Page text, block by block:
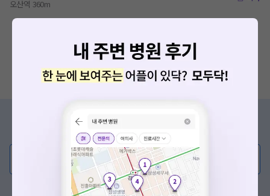
오산역 360m
증상/치료, 궁금한 점이 있나요?
의사가 직접 답해드려요!
💬 무엇이든 물어보세요
혹은, 의료상담 서비스에 다양한 게시글 보러가기